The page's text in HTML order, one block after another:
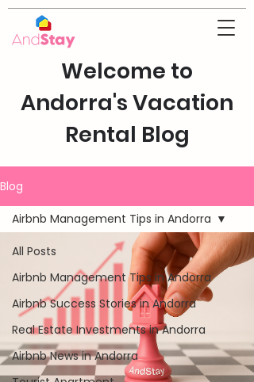
Welcome to
Andorra's Vacation
Rental Blog
Blog
All Posts
Airbnb Management Tips in Andorra
Airbnb Success Stories in Andorra
Real Estate Investments in Andorra
Airbnb News in Andorra
Airbnb Management Tips in Andorra